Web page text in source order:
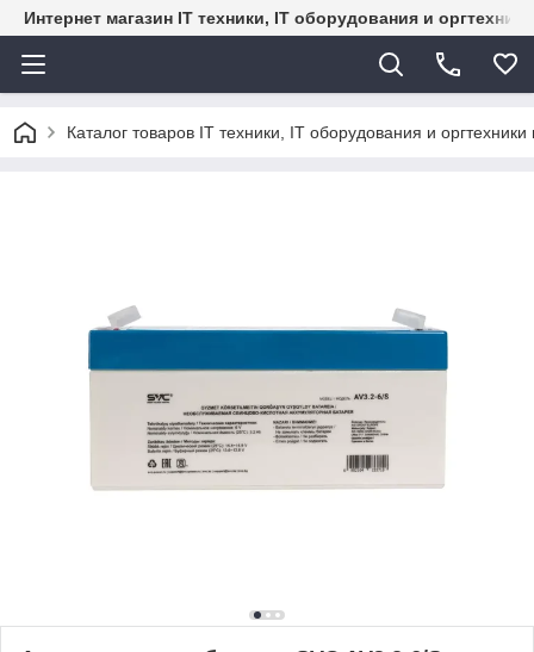
Интернет магазин IT техники, IT оборудования и
Каталог товаров IT техники, IT оборудования и